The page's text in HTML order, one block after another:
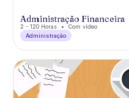
Administração Financeira
2 - 120 Horas
Com vídeo
Administração